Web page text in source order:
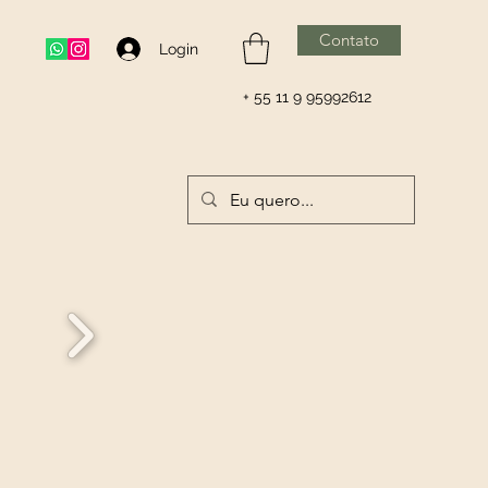
Login Contato
+ 55 11 9 95992612